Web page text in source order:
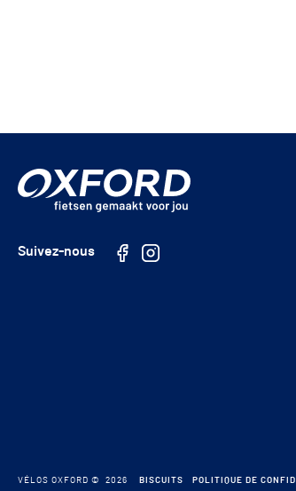
Suivez-nous
FacebookInstagram
VÉLOS OXFORD © 2026 BISCUITS POLITIQUE DE